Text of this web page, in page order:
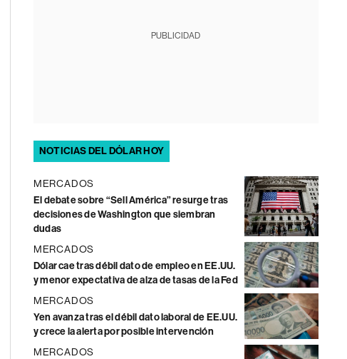
PUBLICIDAD
NOTICIAS DEL DÓLAR HOY
MERCADOS
El debate sobre “Sell América” resurge tras
decisiones de Washington que siembran
dudas
MERCADOS
Dólar cae tras débil dato de empleo en EE.UU.
y menor expectativa de alza de tasas de la Fed
MERCADOS
Yen avanza tras el débil dato laboral de EE.UU.
y crece la alerta por posible intervención
MERCADOS